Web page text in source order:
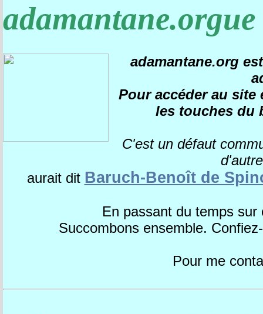
adamantane.orgue
adamantane.org
Pour accéder au site
les touches du
C'est un défaut
aurait dit Baruch-Benoît de
En passant du temps
Succombons ensemble.
Pour me